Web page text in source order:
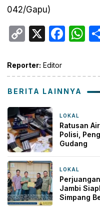
042/Gapu)
Copy
X
Reporter: Editor
BERITA LAINNYA
LOKAL
Ratusan
Polisi,
Gudang
LOKAL
Jambi
Simpang